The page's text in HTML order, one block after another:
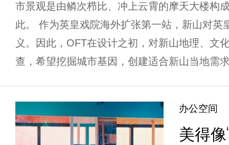
市景观是由鳞次栉比、冲上云霄的摩天大楼构
此。 作为英皇戏院海外扩张第一站，新山对英
义。因此，OFT在设计之初，对新山地理、文
查，希望挖掘城市基因，创建适合新山当地需
办公空间
美得